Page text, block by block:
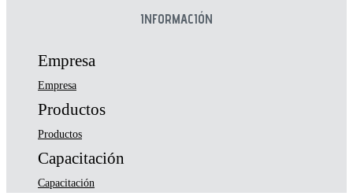
INFORMACIÓN
Empresa
Empresa
Productos
Productos
Capacitación
Capacitación